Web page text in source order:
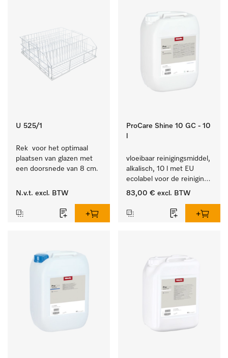
U 525/1
Rek  voor het optimaal
plaatsen van glazen met
een doorsnede van 8 cm.
N.v.t. excl. BTW
ProCare Shine 10 GC - 10
vloeibaar reinigingsmiddel,
alkalisch, 10 l met EU
ecolabel voor de reiniging
van alledaags vuil op
glazen.
83,00 € excl. BTW